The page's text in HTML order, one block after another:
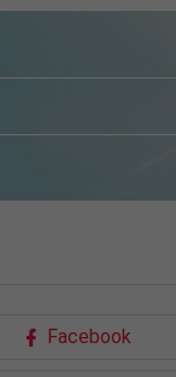
Facebook